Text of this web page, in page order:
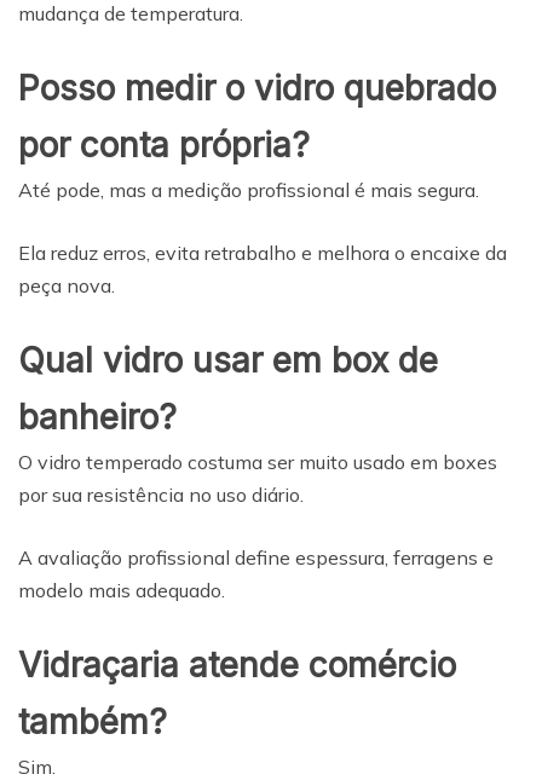
mudança de temperatura.
Posso medir o vidro quebrado
por conta própria?
Até pode, mas a medição profissional é mais segura.
Ela reduz erros, evita retrabalho e melhora o encaixe da
peça nova.
Qual vidro usar em box de
banheiro?
O vidro temperado costuma ser muito usado em boxes
por sua resistência no uso diário.
A avaliação profissional define espessura, ferragens e
modelo mais adequado.
Vidraçaria atende comércio
também?
Sim.